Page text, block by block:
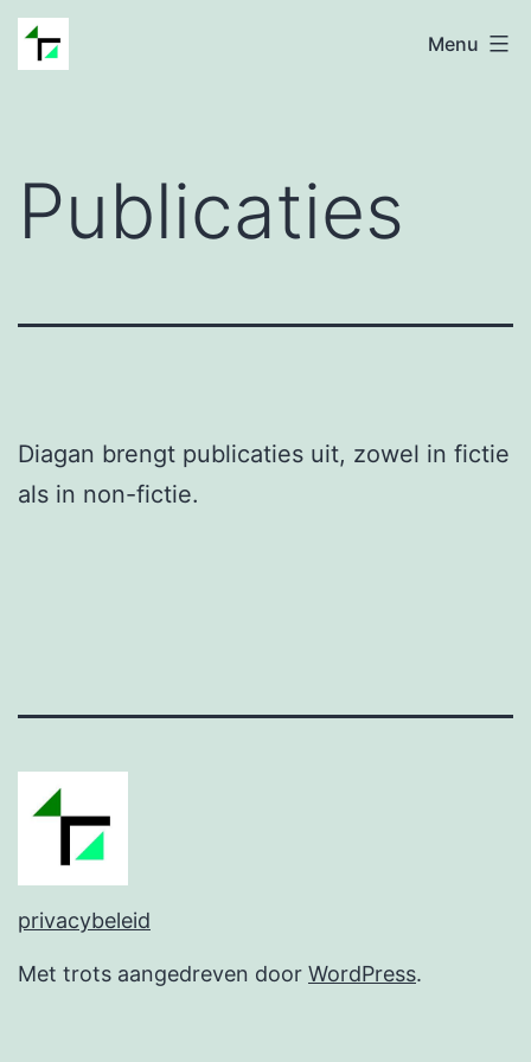
Ga
naarUitgeverij
Menu
Publicaties
Diagan brengt publicaties uit, zowel in fictie
als in non-fictie.
privacybeleid
Met trots aangedreven door WordPress.